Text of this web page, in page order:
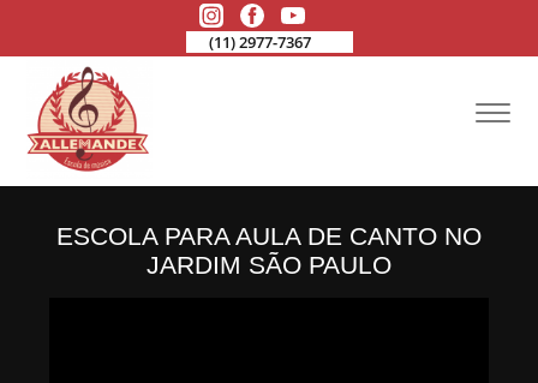
(11) 2977-7367
ESCOLA PARA AULA DE CANTO NO
JARDIM SÃO PAULO